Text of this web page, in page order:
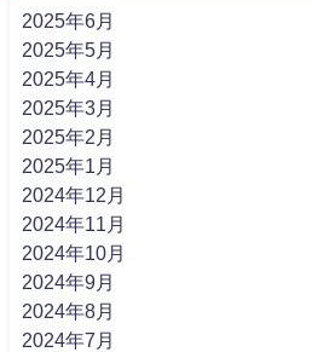
2025年6月
2025年5月
2025年4月
2025年3月
2025年2月
2025年1月
2024年12月
2024年11月
2024年10月
2024年9月
2024年8月
2024年7月